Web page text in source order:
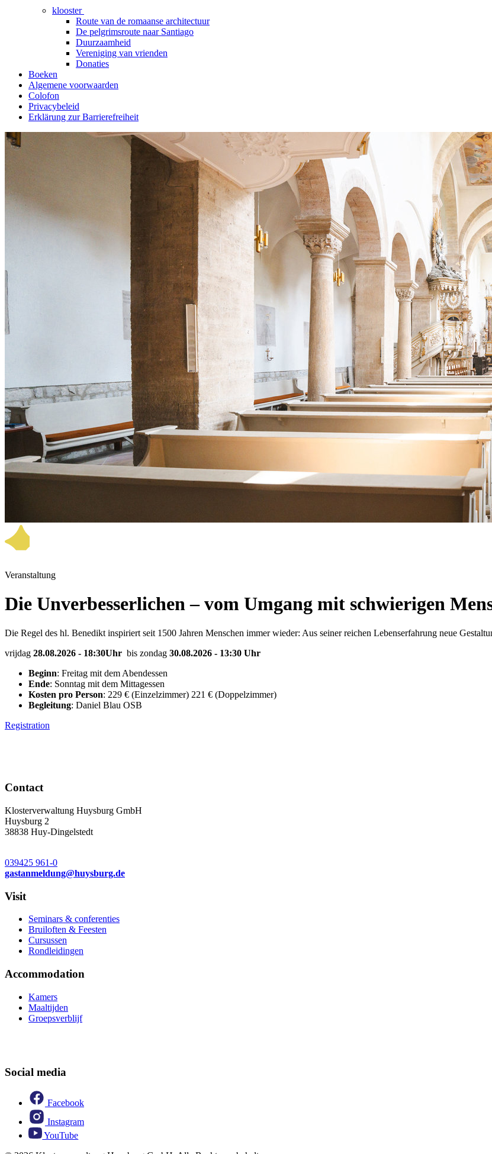
klooster
Route van de romaanse architectuur
De pelgrimsroute naar Santiago
Duurzaamheid
Vereniging van vrienden
Donaties
Boeken
Algemene voorwaarden
Colofon
Privacybeleid
Erklärung zur Barrierefreiheit
Veranstaltung
Die Unverbesserlichen – vom Umgang mit schwierigen
Die Regel des hl. Benedikt inspiriert seit 1500 Jahren Menschen immer wieder: Aus seiner reichen Lebenserfahrung neue
vrijdag 28.08.2026 - 18:30Uhr bis zondag 30.08.2026 - 13:30 Uhr
Beginn: Freitag mit dem Abendessen
Ende: Sonntag mit dem Mittagessen
Kosten pro Person: 229 € (Einzelzimmer) 221 € (Doppelzimmer)
Begleitung: Daniel Blau OSB
Registration
Contact
Klosterverwaltung Huysburg GmbH
Huysburg 2
38838 Huy-Dingelstedt
039425 961-0
gastanmeldung@huysburg.de
Visit
Seminars & conferenties
Bruiloften & Feesten
Cursussen
Rondleidingen
Accommodation
Kamers
Maaltijden
Groepsverblijf
Social media
Facebook
Instagram
YouTube